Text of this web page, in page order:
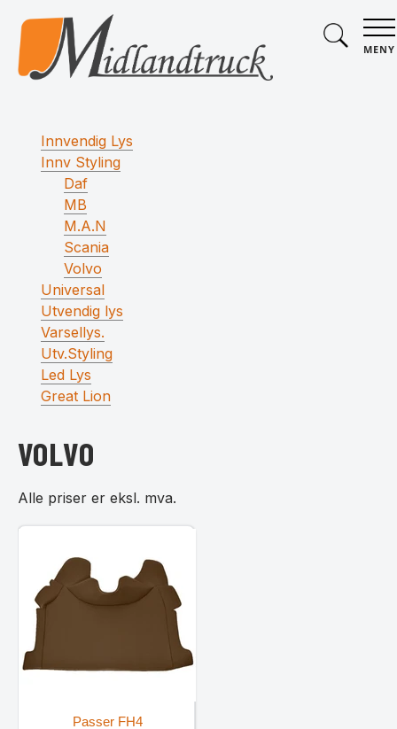
MENY
Innvendig Lys
Innv Styling
Daf
MB
M.A.N
Scania
Volvo
Universal
Utvendig lys
Varsellys.
Utv.Styling
Led Lys
Great Lion
VOLVO
Alle priser er eksl. mva.
Passer FH4